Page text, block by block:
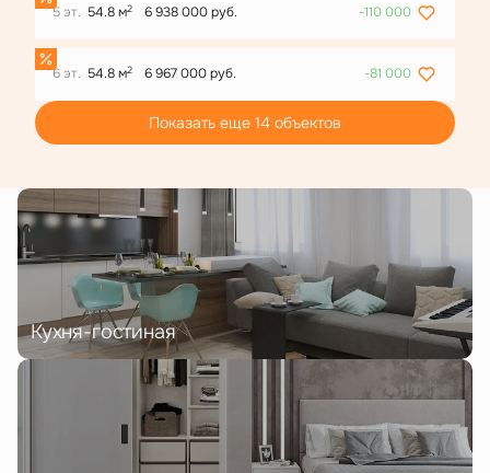
5 эт. 54.8 м2 6 938 000 руб. -110 000
6 эт. 54.8 м2 6 967 000 руб. -81 000
Показать еще 14 объектов
Кухня-гостиная